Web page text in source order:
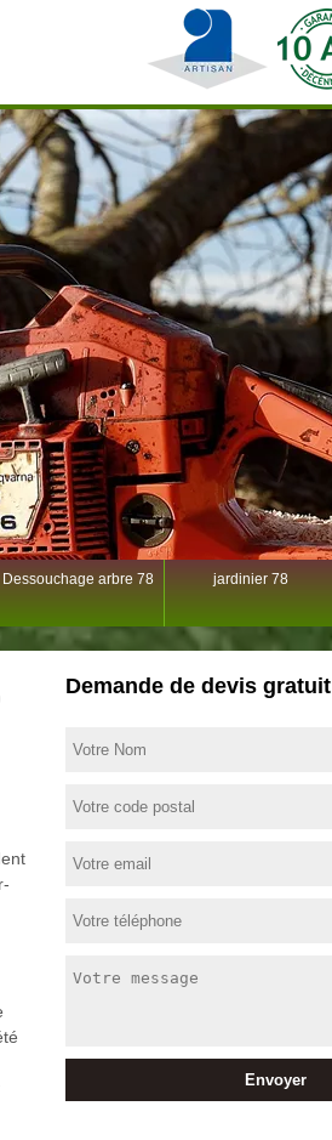
Dessouchage arbre 78 jardinier 78
Demande de devis gratuit